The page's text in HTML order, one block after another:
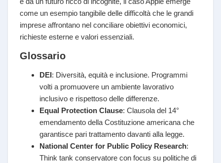
come un esempio tangibile delle difficoltà che le grandi
imprese affrontano nel conciliare obiettivi economici,
richieste esterne e valori essenziali.
Glossario
DEI: Diversità, equità e inclusione. Programmi
volti a promuovere un ambiente lavorativo
inclusivo e rispettoso delle differenze.
Equal Protection Clause: Clausola del 14°
emendamento della Costituzione americana che
garantisce pari trattamento davanti alla legge.
National Center for Public Policy Research:
Think tank conservatore con focus su politiche di